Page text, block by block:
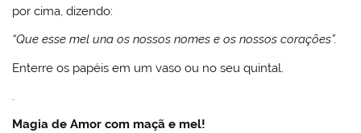
por cima, dizendo:
“Que esse mel una os nossos nomes e os nossos corações”.
Enterre os papéis em um vaso ou no seu quintal.
.
Magia de Amor com maçã e mel!